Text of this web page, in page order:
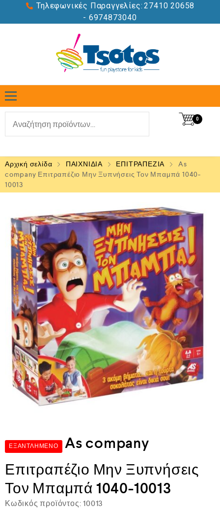
Τηλεφωνικές Παραγγελίες: 27410 20658
- 6974873040
0
Αρχική σελίδα ΠΑΙΧΝΙΔΙΑ ΕΠΙΤΡΑΠΕΖΙΑ
As
company Επιτραπέζιο Μην Ξυπνήσεις Τον Μπαμπά 1040-
10013
ΕΞΑΝΤΛΗΜΈΝΟ
As company
Επιτραπέζιο Μην Ξυπνήσεις
Τον Μπαμπά 1040-10013
Κωδικός προϊόντος: 10013